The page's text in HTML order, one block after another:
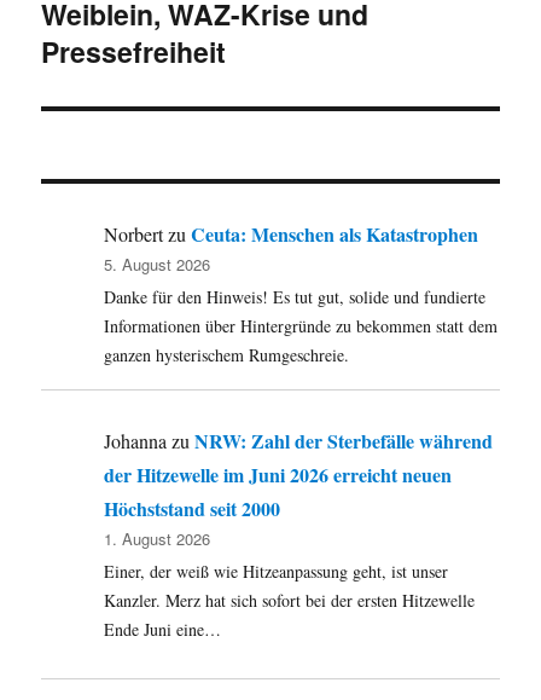
Beitrag:
Weiblein, WAZ-Krise und
Pressefreiheit
NorbertzuCeuta: Menschen als Katastrophen
5. August 2026
Danke für den Hinweis! Es tut gut, solide und fundierte
Informationen über Hintergründe zu bekommen statt dem
ganzen hysterischem Rumgeschreie.
JohannazuNRW: Zahl der Sterbefälle während
der Hitzewelle im Juni 2026 erreicht neuen
Höchststand seit 2000
1. August 2026
Einer, der weiß wie Hitzeanpassung geht, ist unser
Kanzler. Merz hat sich sofort bei der ersten Hitzewelle
Ende Juni eine…